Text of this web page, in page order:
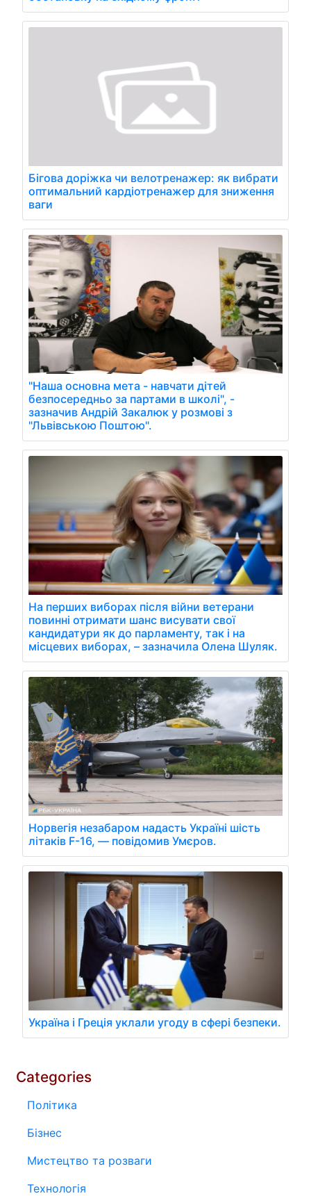
Бігова доріжка чи велотренажер: як вибрати
оптимальний кардіотренажер для зниження
ваги
"Наша основна мета - навчати дітей
безпосередньо за партами в школі", -
зазначив Андрій Закалюк у розмові з
"Львівською Поштою".
На перших виборах після війни ветерани
повинні отримати шанс висувати свої
кандидатури як до парламенту, так і на
місцевих виборах, – зазначила Олена Шуляк.
Норвегія незабаром надасть Україні шість
літаків F-16, — повідомив Умєров.
Україна і Греція уклали угоду в сфері безпеки.
Categories
Політика
Бізнес
Мистецтво та розваги
Технологія